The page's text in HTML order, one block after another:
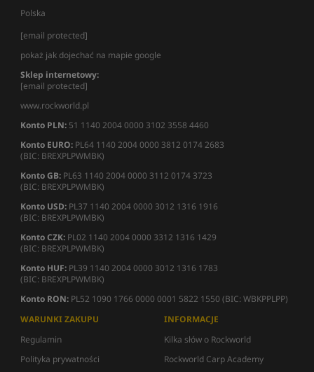
Polska
[email protected]
pokaż jak dojechać na mapie google
Sklep internetowy:
[email protected]
www.rockworld.pl
Konto PLN: 51 1140 2004 0000 3102 3558 4460
Konto EURO: PL64 1140 2004 0000 3812 0174 2683
(BIC: BREXPLPWMBK)
Konto GB: PL63 1140 2004 0000 3112 0174 3723
(BIC: BREXPLPWMBK)
Konto USD: PL37 1140 2004 0000 3012 1316 1916
(BIC: BREXPLPWMBK)
Konto CZK: PL02 1140 2004 0000 3312 1316 1429
(BIC: BREXPLPWMBK)
Konto HUF: PL39 1140 2004 0000 3012 1316 1783
(BIC: BREXPLPWMBK)
Konto RON: PL52 1090 1766 0000 0001 5822 1550 (BIC: WBKPPLPP)
WARUNKI ZAKUPU
Regulamin
Polityka prywatności
INFORMACJE
Kilka słów o Rockworld
Rockworld Carp Academy